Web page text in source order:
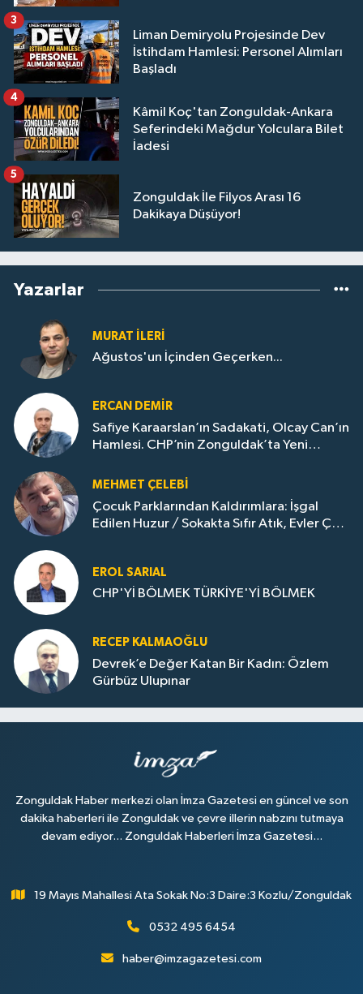
Liman Demiryolu Projesinde Dev
İstihdam Hamlesi: Personel Alımları
Başladı
3
Kâmil Koç'tan Zonguldak-Ankara
Seferindeki Mağdur Yolculara Bilet
İadesi
4
Zonguldak İle Filyos Arası 16
Dakikaya Düşüyor!
5
Yazarlar
MURAT İLERI
Ağustos'un İçinden Geçerken...
ERCAN DEMIR
Safiye Karaarslan’ın Sadakati, Olcay Can’ın
Hamlesi. CHP’nin Zonguldak’ta Yeni
MEHMET ÇELEBI
Çocuk Parklarından Kaldırımlara: İşgal
Edilen Huzur / Sokakta Sıfır Atık, Evler Çöp
EROL SARIAL
CHP'Yİ BÖLMEK TÜRKİYE'Yİ BÖLMEK
RECEP KALMAOĞLU
Devrek’e Değer Katan Bir Kadın: Özlem
Gürbüz Ulupınar
Zonguldak Haber merkezi olan İmza Gazetesi en güncel ve son
dakika haberleri ile Zonguldak ve çevre illerin nabzını tutmaya
devam ediyor... Zonguldak Haberleri İmza Gazetesi...
19 Mayıs Mahallesi Ata Sokak No:3 Daire:3 Kozlu/Zonguldak
0532 495 6454
haber@imzagazetesi.com